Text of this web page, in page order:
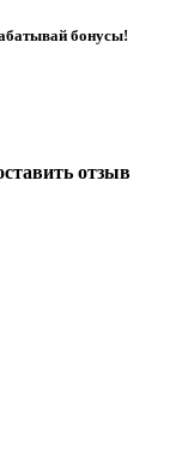
бонусы!
отзыв